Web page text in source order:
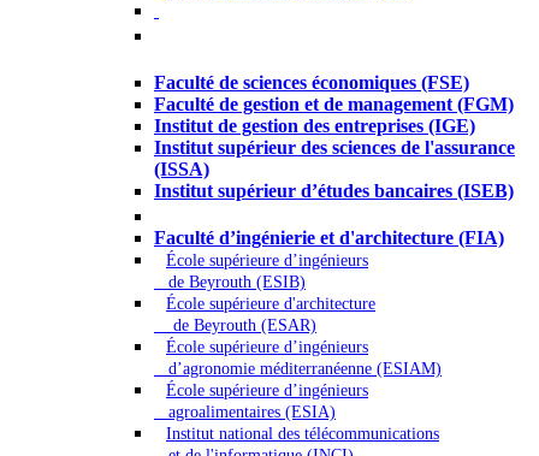
Faculté de sciences économiques (FSE)
Faculté de gestion et de management (FGM)
Institut de gestion des entreprises (IGE)
Institut supérieur des sciences de l'assurance
(ISSA)
Institut supérieur d’études bancaires (ISEB)
Faculté d’ingénierie et d'architecture (FIA)
École supérieure d’ingénieurs
de Beyrouth (ESIB)
École supérieure d'architecture
de Beyrouth (ESAR)
École supérieure d’ingénieurs
d’agronomie méditerranéenne (ESIAM)
École supérieure d’ingénieurs
agroalimentaires (ESIA)
Institut national des télécommunications